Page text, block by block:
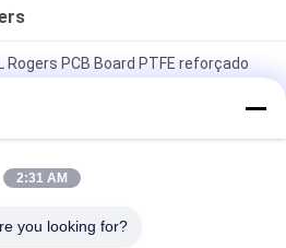
Rogers PCB Board PTFE reforçado
frequência, 2 camadas, material
RO4835 Substrato Negro
2:31 AM
you looking for?